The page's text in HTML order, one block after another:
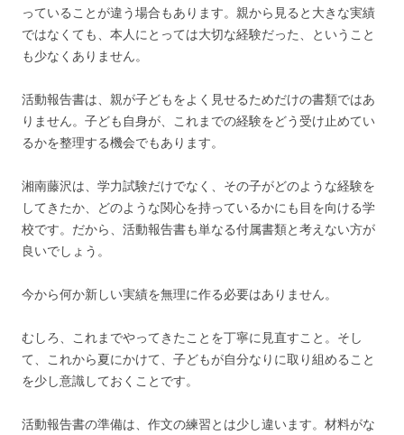
っていることが違う場合もあります。親から見ると大きな実績
ではなくても、本人にとっては大切な経験だった、ということ
も少なくありません。
活動報告書は、親が子どもをよく見せるためだけの書類ではあ
りません。子ども自身が、これまでの経験をどう受け止めてい
るかを整理する機会でもあります。
湘南藤沢は、学力試験だけでなく、その子がどのような経験を
してきたか、どのような関心を持っているかにも目を向ける学
校です。だから、活動報告書も単なる付属書類と考えない方が
良いでしょう。
今から何か新しい実績を無理に作る必要はありません。
むしろ、これまでやってきたことを丁寧に見直すこと。そし
て、これから夏にかけて、子どもが自分なりに取り組めること
を少し意識しておくことです。
活動報告書の準備は、作文の練習とは少し違います。材料がな